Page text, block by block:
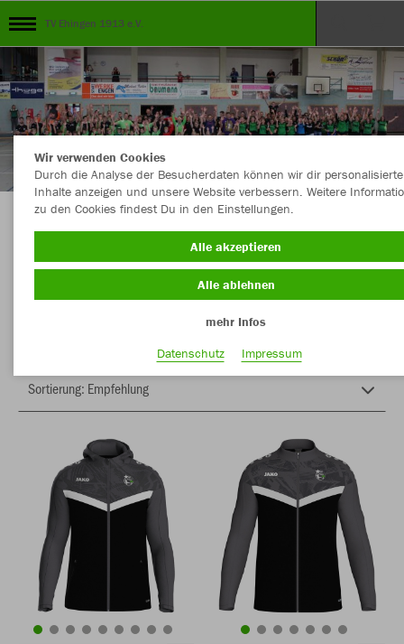
TV Ehingen 1913 e.V.
Unser Club ...unsere Kollektion
Farbe
Wir verwenden Cookies
Durch die Analyse der Besucherdaten können wir dir personalisierte
Inhalte anzeigen und unsere Website verbessern. Weitere
zu den Cookies findest Du in den Einstellungen.
Alle akzeptieren
Alle ablehnen
mehr Infos
Datenschutz
Impressum